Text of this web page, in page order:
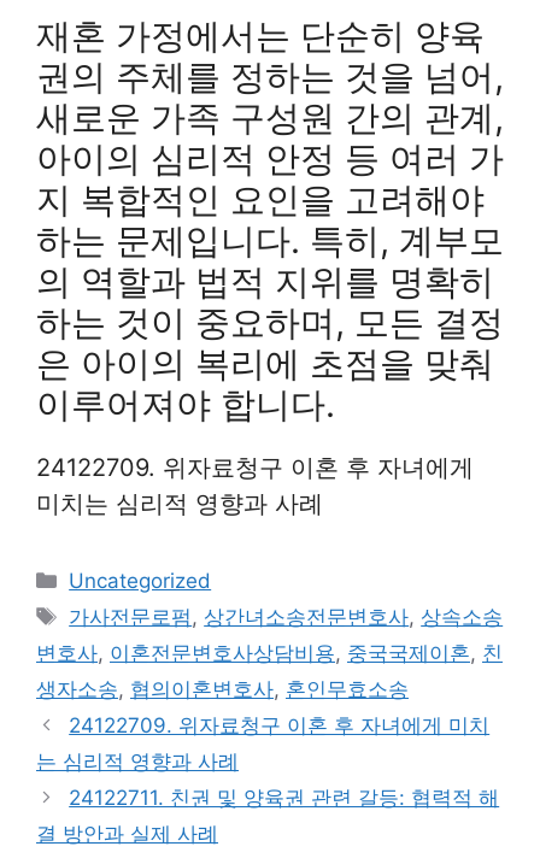
재혼 가정에서는 단순히 양육
권의 주체를 정하는 것을 넘어,
새로운 가족 구성원 간의 관계,
아이의 심리적 안정 등 여러 가
지 복합적인 요인을 고려해야
하는 문제입니다. 특히, 계부모
의 역할과 법적 지위를 명확히
하는 것이 중요하며, 모든 결정
은 아이의 복리에 초점을 맞춰
이루어져야 합니다.
24122709. 위자료청구 이혼 후 자녀에게
미치는 심리적 영향과 사례
Categories
Uncategorized
Tags
가사전문로펌 , 상간녀소송전문변호사, 상속소송
변호사, 이혼전문변호사상담비용, 중국국제이혼, 친
생자소송, 협의이혼변호사, 혼인무효소송
24122709. 위자료청구 이혼 후 자녀에게 미치
는 심리적 영향과 사례
24122711. 친권 및 양육권 관련 갈등: 협력적 해
결 방안과 실제 사례